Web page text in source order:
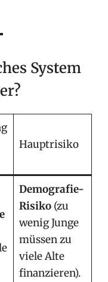
System
Hauptrisiko
Demografie-
Risiko(zu
wenig Junge
müssen zu
viele Alte
finanzieren).